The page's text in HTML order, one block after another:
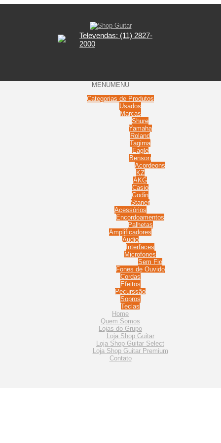
Televendas: (11) 2827-
2000
MENUMENU
Categorias de Produtos
Usados
Marcas
Shure
Yamaha
Roland
Tagima
Eagle
Benson
Acordeons
KZ
AKG
Casio
Godin
Staner
Acessórios
Encordoamentos
Palhetas
Amplificadores
Áudio
Interfaces
Microfones
Sem Fio
Fones de Ouvido
Cordas
Efeitos
Pecurssão
Sopros
Teclas
Home
Quem Somos
Lojas do Grupo
Loja Shop Guitar
Loja Shop Guitar Select
Loja Shop Guitar Premium
Contato